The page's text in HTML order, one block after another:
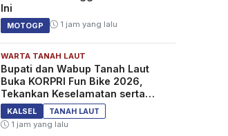
Ini
MOTOGP 1 jam yang lalu
WARTA TANAH LAUT
Bupati dan Wabup Tanah Laut
Buka KORPRI Fun Bike 2026,
Tekankan Keselamatan serta
Kebersamaan
KALSEL
TANAH LAUT
1 jam yang lalu